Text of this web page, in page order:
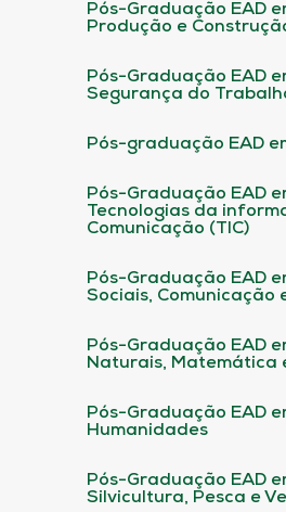
Pós-Graduação EAD
Produção e
Pós-Graduação EAD
Segurança do
Pós-graduação EAD
Pós-Graduação EAD
Tecnologias da
Comunicação (TIC)
Pós-Graduação EAD
Sociais, Comunicação
Pós-Graduação EAD
Naturais, Matemática
Pós-Graduação EAD
Humanidades
Pós-Graduação EAD
Silvicultura, Pesca e